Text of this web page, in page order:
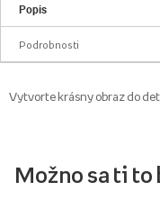
Popis
Podrobnosti
Vytvorte krásny obraz do
Možno sa ti to